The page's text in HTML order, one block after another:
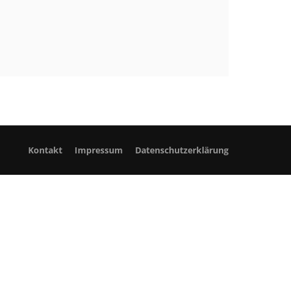
Kontakt Impressum Datenschutzerklärung